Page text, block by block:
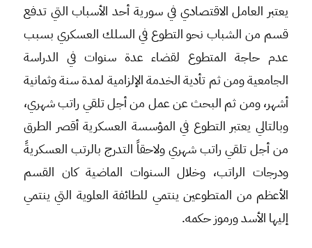
يعتبر العامل الاقتصادي في سورية أحد الأسباب التي تدفع
قسم من الشباب نحو التطوع في السلك العسكري بسبب
عدم حاجة المتطوع لقضاء عدة سنوات في الدراسة
الجامعية ومن ثم تأدية الخدمة الإلزامية لمدة سنة وثمانية
أشهر، ومن ثم البحث عن عمل من أجل تلقي راتب شهري،
وبالتالي يعتبر التطوع في المؤسسة العسكرية أقصر الطرق
من أجل تلقي راتب شهري ولاحقاً التدرج بالرتب العسكريةً
ودرجات الراتب، وخلال السنوات الماضية كان القسم
الأعظم من المتطوعين ينتمي للطائفة العلوية التي ينتمي
إليها الأسد ورموز حكمه.